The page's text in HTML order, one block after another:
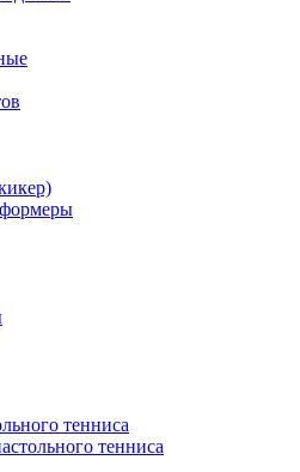
тенниса
тенниса